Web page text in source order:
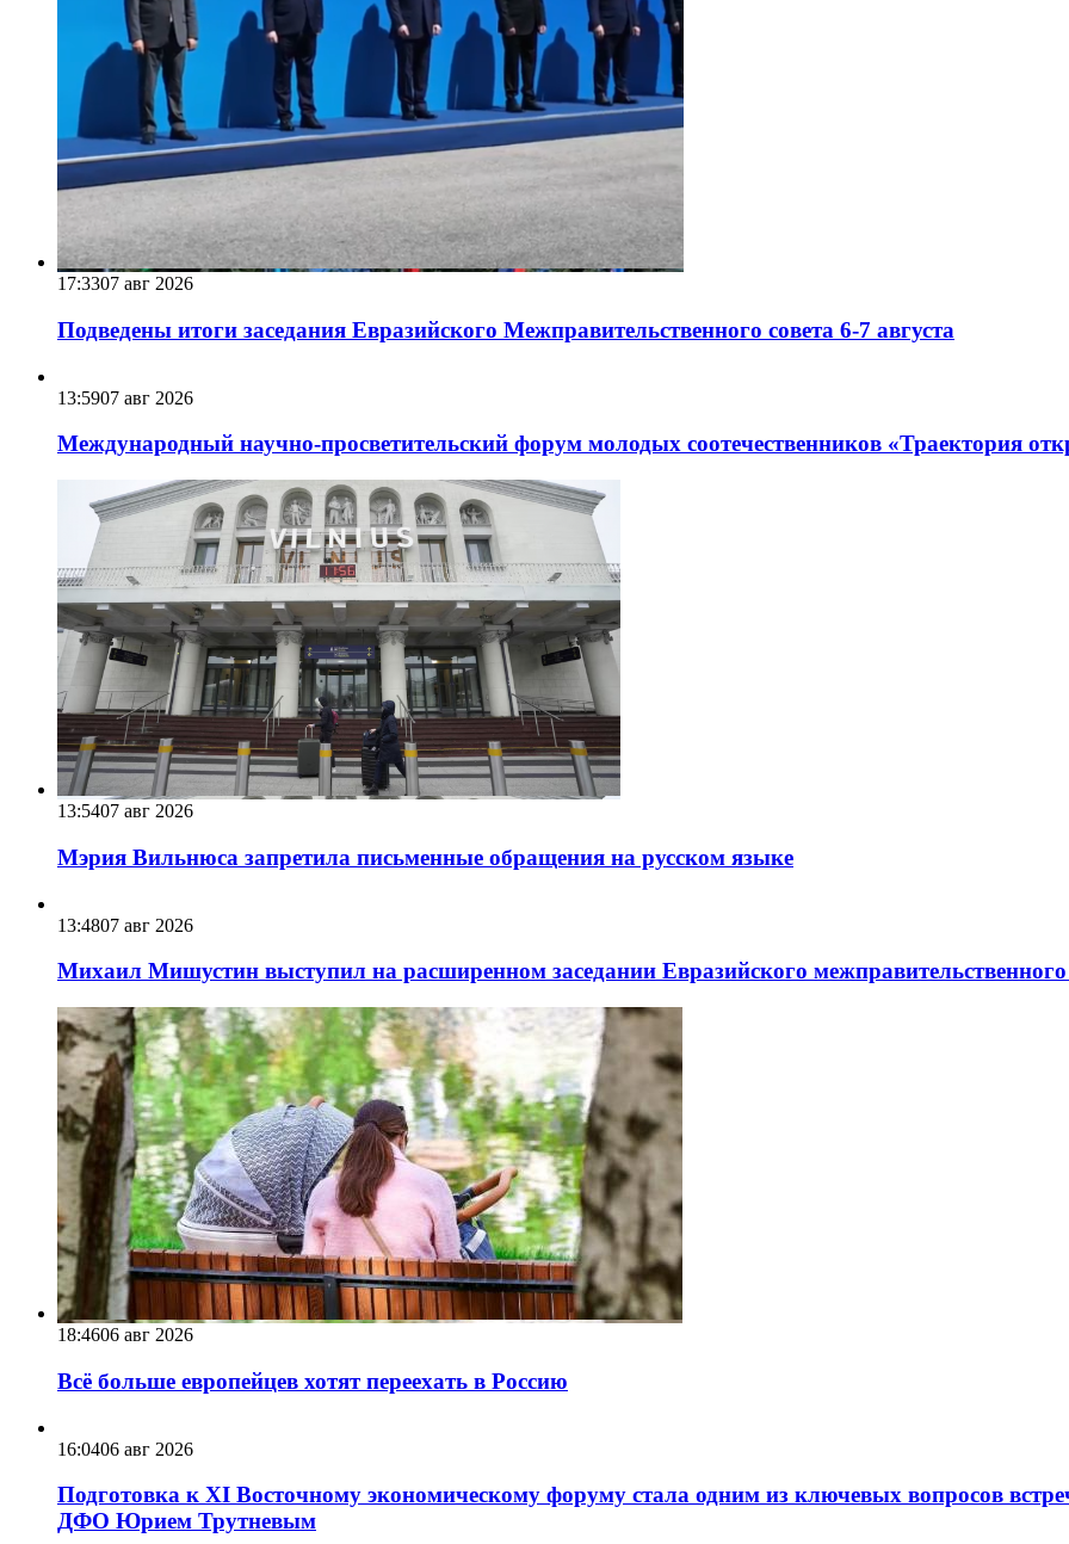
17:3307 авг 2026
Подведены итоги заседания Евразийского Межправительственного совета 6-7 августа
13:5907 авг 2026
Международный научно-просветительский форум молодых соотечественников «Траектория
13:5407 авг 2026
Мэрия Вильнюса запретила письменные обращения на русском языке
13:4807 авг 2026
Михаил Мишустин выступил на расширенном заседании Евразийского
18:4606 авг 2026
Всё больше европейцев хотят переехать в Россию
16:0406 авг 2026
Подготовка к XI Восточному экономическому форуму стала одним из ключевых вопросов
ДФО Юрием Трутневым